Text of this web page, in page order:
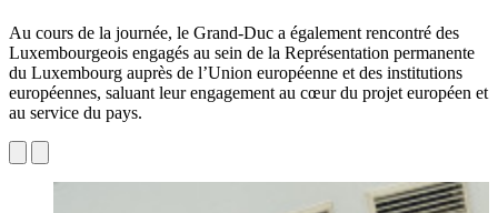
Au cours de la journée, le Grand-Duc a également rencontré des
Luxembourgeois engagés au sein de la Représentation permanente
du Luxembourg auprès de l’Union européenne et des institutions
européennes, saluant leur engagement au cœur du projet européen et
au service du pays.